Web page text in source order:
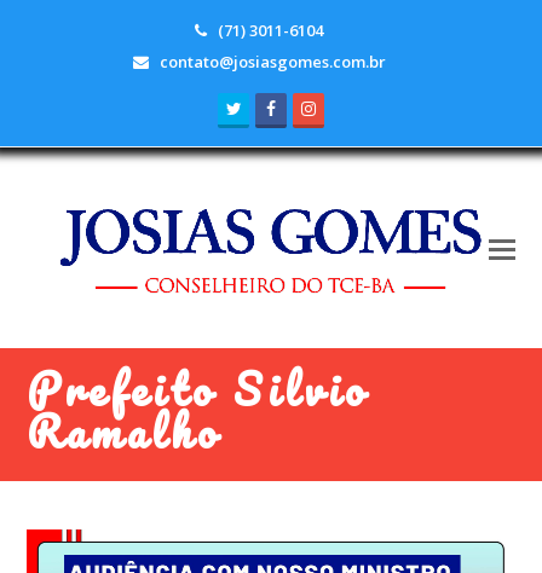
(71) 3011-6104
contato@josiasgomes.com.br
TwitterFacebook
Prefeito Silvio
Ramalho